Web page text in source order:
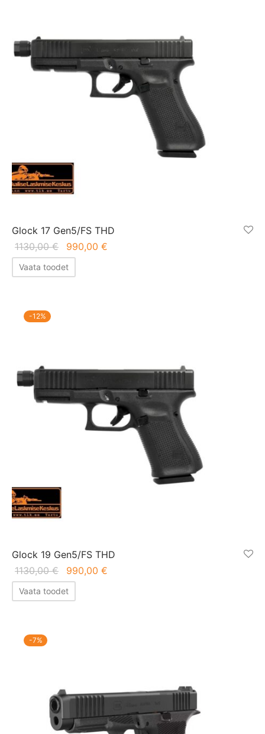
Glock 17 Gen5/FS THD
1130,00€
Algne
hind oli:
1130,00 €.
990,00 €
Vaata toodet
-12%
Glock 19 Gen5/FS THD
1130,00€
Algne
hind oli:
1130,00 €.
990,00 €
Vaata toodet
-7%